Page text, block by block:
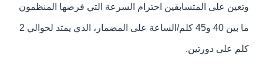
وتعين على المتسابقين احترام السرعة التي فرضها المنظمون
ما بين 40 و45 كلم/الساعة على المضمار، الذي يمتد لحوالي 2
كلم على دورتين.